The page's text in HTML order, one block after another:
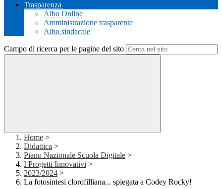
Trasparenza
Albo Online
Amministrazione trasparente
Albo sindacale
Campo di ricerca per le pagine del sito
Home >
Didattica >
Piano Nazionale Scuola Digitale >
I Progetti Innovativi >
2023/2024 >
La fotosintesi clorofilliana... spiegata a Codey Rocky!